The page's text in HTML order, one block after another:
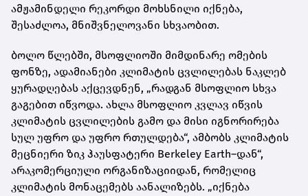
ამჟამინდელი რეკორდი მოხსნილი იქნება,
შესაძლოა, მნიშვნელოვანი სხვაობით.
ბოლო წლებში, მსოფლიოში მიმდინარე ომების
ფონზე, ადამიანები კლიმატის ცვლილებას ნაკლებ
ყურადღებას აქცევდნენ, „რადგან მსოფლიო სხვა
გაგებით იწვოდა. ახლა მსოფლიო კვლავ იწვის
კლიმატის ცვლილების გამო და მისი იგნორირება
სულ უფრო და უფრო რთულდება“, ამბობს კლიმატის
მეცნიერი ზიკ ჰაუსფატერი Berkeley Earth–დან“,
არაკომერციული ორგანიზაციიდან, რომელიც
კლიმატის მონაცემებს აანალიზებს. „იქნება